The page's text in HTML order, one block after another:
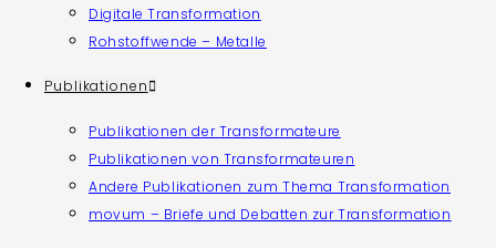
Digitale Transformation
Rohstoffwende – Metalle
Publikationen
Publikationen der Transformateure
Publikationen von Transformateuren
Andere Publikationen zum Thema Transformation
movum – Briefe und Debatten zur Transformation